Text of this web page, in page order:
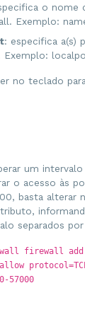
o nome
Exemplo:
: especifica a(s)
Exemplo:
no teclado
um
o acesso às
basta alterar
separados
firewall add
57000